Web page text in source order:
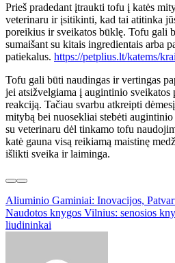
Prieš pradedant įtraukti tofu į katės
veterinaru ir įsitikinti, kad tai atitinka
poreikius ir sveikatos būklę. Tofu gali
sumaišant su kitais ingredientais arba
patiekalus. https://petplius.lt/katems/
Tofu gali būti naudingas ir vertingas
jei atsižvelgiama į augintinio
reakciją. Tačiau svarbu atkreipti
mitybą bei nuosekliai stebėti
su veterinaru dėl tinkamo tofu
katė gauna visą reikiamą maistinę
išlikti sveika ir laiminga.
Post
navigation
Aliuminio Gaminiai: Inovacijos,
Naudotos knygos Vilnius: senosios
liudininkai